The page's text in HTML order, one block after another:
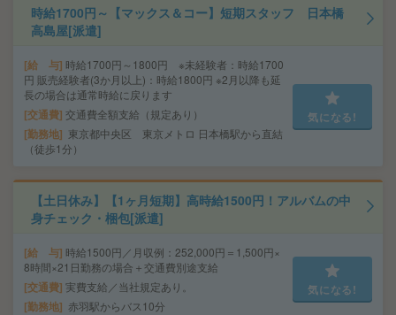
時給1700円～【マックス＆コー】短期スタッフ 日本橋
高島屋[派遣]
給 与 時給1700円～1800円 ※未経験者：時給1700
円 販売経験者(3か月以上)：時給1800円 ※2月以降も延
長の場合は通常時給に戻ります
交通費 交通費全額支給（規定あり）
勤務地
東京都中央区 東京メトロ 日本橋駅から直結
（徒歩1分）
気になる!
【土日休み】【1ヶ月短期】高時給1500円！アルバムの中
身チェック・梱包[派遣]
給 与 時給1500円／月収例：252,000円＝1,500円×
8時間×21日勤務の場合＋交通費別途支給
交通費 実費支給／当社規定あり。
勤務地 赤羽駅からバス10分
気になる!